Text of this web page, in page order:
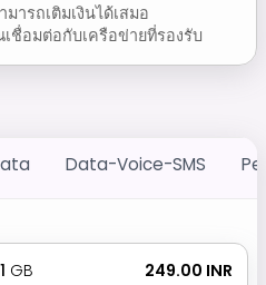
ารถเติมเงินได้เสมอ
ชื่อมต่อกับเครือข่ายที่รองรับ
Data-Voice-SMS
1 GB ₹ 249.00 INR